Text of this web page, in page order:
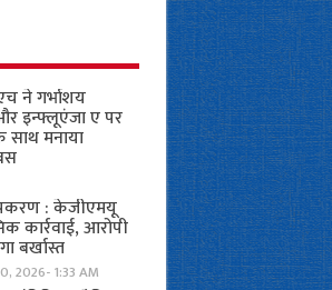
ने गर्भाशय
इन्फ्लूएंजा ए पर
साथ मनाया
: केजीएमयू
कार्रवाई, आरोपी
बर्खास्त
2026- 1:33 AM